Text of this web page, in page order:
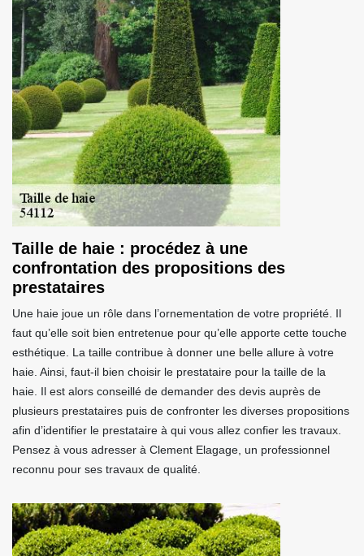
Taille de haie : procédez à une
confrontation des propositions des
prestataires
Une haie joue un rôle dans l’ornementation de votre propriété. Il
faut qu’elle soit bien entretenue pour qu’elle apporte cette touche
esthétique. La taille contribue à donner une belle allure à votre
haie. Ainsi, faut-il bien choisir le prestataire pour la taille de la
haie. Il est alors conseillé de demander des devis auprès de
plusieurs prestataires puis de confronter les diverses propositions
afin d’identifier le prestataire à qui vous allez confier les travaux.
Pensez à vous adresser à Clement Elagage, un professionnel
reconnu pour ses travaux de qualité.